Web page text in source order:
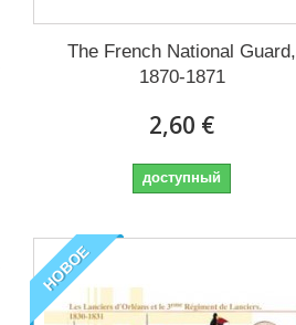
The French National Guard,
1870-1871
2,60 €
доступный
НОВОЕ